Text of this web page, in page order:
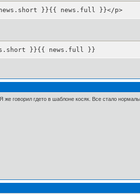
}}{{ news.full }}</p>
}}{{ news.full }}
Я же говорил гдето в шаблоне косяк. Все стало